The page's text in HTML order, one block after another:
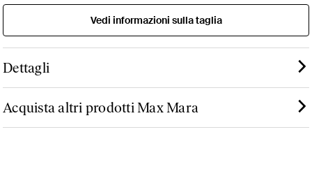
Vedi informazioni sulla taglia
Dettagli
Acquista altri prodotti Max Mara